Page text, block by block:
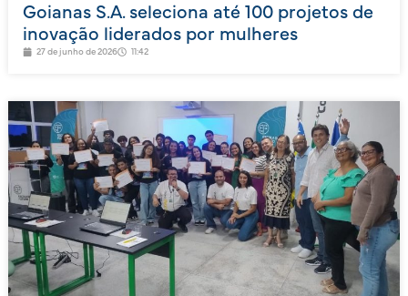
Goianas S.A. seleciona até 100 projetos de
inovação liderados por mulheres
27 de junho de 2026 11:42